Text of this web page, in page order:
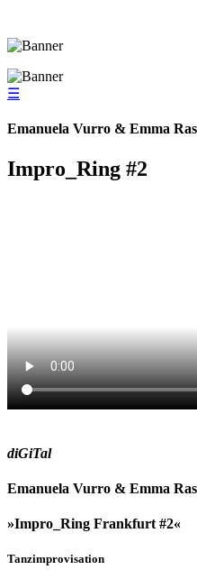
☰
Emanuela Vurro & Emma
Impro_Ring #2
diGiTal
Emanuela Vurro & Emma
»Impro_Ring Frankfurt #2«
Tanzimprovisation